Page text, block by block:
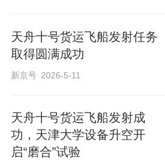
天舟十号货运飞船发射任务
取得圆满成功
新京号 2026-5-11
天舟十号货运飞船发射成
功，天津大学设备升空开
启“磨合”试验